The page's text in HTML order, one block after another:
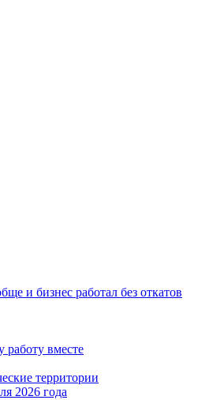
и бизнес работал без откатов
работу вместе
территории
2026 года